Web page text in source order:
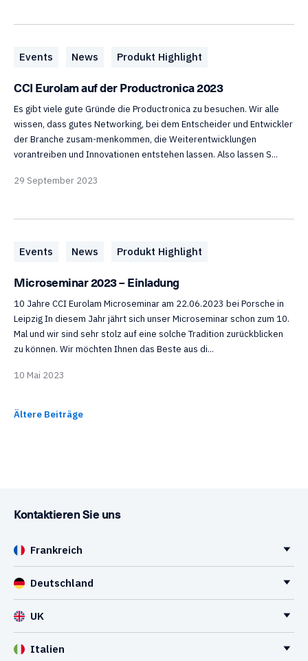
Events News Produkt Highlight
CCI Eurolam auf der Productronica 2023
Es gibt viele gute Gründe die Productronica zu besuchen. Wir alle
wissen, dass gutes Networking, bei dem Entscheider und Entwickler
der Branche zusam-menkommen, die Weiterentwicklungen
vorantreiben und Innovationen entstehen lassen. Also lassen S...
29 September 2023
Events News Produkt Highlight
Microseminar 2023 – Einladung
10 Jahre CCI Eurolam Microseminar am 22.06.2023 bei Porsche in
Leipzig In diesem Jahr jährt sich unser Microseminar schon zum 10.
Mal und wir sind sehr stolz auf eine solche Tradition zurückblicken
zu können. Wir möchten Ihnen das Beste aus di...
10 Mai 2023
Beitragsnavigation
Ältere Beiträge
Kontaktieren Sie uns
Frankreich
Deutschland
UK
Italien